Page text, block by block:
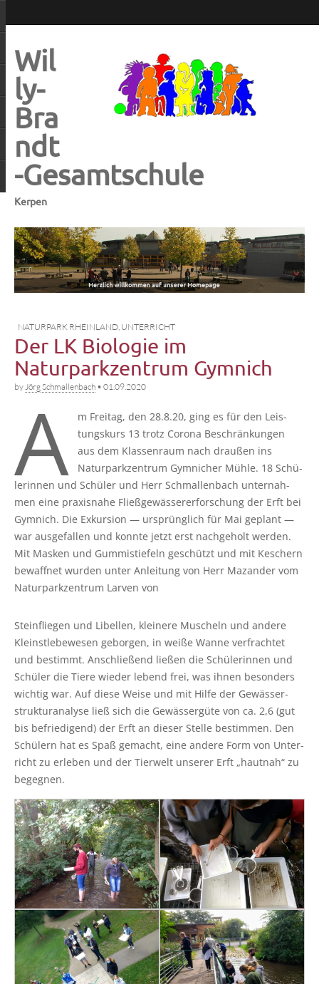
Wil
ly-
Bra
ndt
-Gesamtschule
Kerpen
NATURPARK RHEINLAND UNTERRICHT
Der LK Biologie im
Naturparkzentrum Gymnich
by Jörg Schmallenbach • 01.09.2020
A
m Frei­tag, den 28.8.20, ging es für den Leis­
tungs­kurs 13 trotz Coro­na Beschrän­kun­gen
aus dem Klas­sen­raum nach drau­ßen ins
Natur­park­zen­trum Gym­ni­cher Müh­le. 18 Schü­
le­rin­nen und Schü­ler und Herr Schmal­len­bach unter­nah­
men eine pra­xis­na­he Fließ­ge­wäs­se­r­er­for­schung der Erft bei
Gym­nich. Die Exkur­si­on — ursprüng­lich für Mai geplant —
war aus­ge­fal­len und konn­te jetzt erst nach­ge­holt wer­den.
Mit Mas­ken und Gum­mi­stie­feln geschützt und mit Keschern
bewaff­net wur­den unter Anlei­tung von Herr Mazan­der vom
Natur­park­zen­trum Lar­ven von
Stein­flie­gen und Libel­len, klei­ne­re Muscheln und ande­re
Kleinst­le­be­we­sen gebor­gen, in wei­ße Wan­ne ver­frach­tet
und bestimmt. Anschlie­ßend lie­ßen die Schü­le­rin­nen und
Schü­ler die Tie­re wie­der lebend frei, was ihnen beson­ders
wich­tig war. Auf die­se Wei­se und mit Hil­fe der Gewäs­ser­
struk­tur­ana­ly­se ließ sich die Gewäs­ser­gü­te von ca. 2,6 (gut
bis befrie­di­gend) der Erft an die­ser Stel­le bestim­men. Den
Schü­lern hat es Spaß gemacht, eine ande­re Form von Unter­
richt zu erle­ben und der Tier­welt unse­rer Erft „haut­nah“ zu
begegnen.